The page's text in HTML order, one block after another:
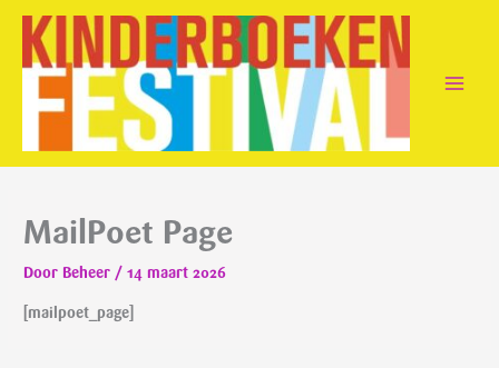
inhoud
MailPoet Page
Door Beheer /14 maart 2026
[mailpoet_page]